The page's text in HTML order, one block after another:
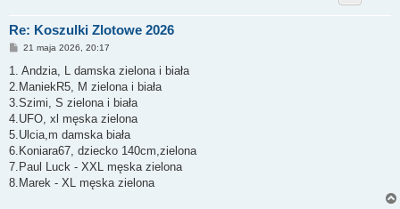
Re: Koszulki Zlotowe 2026
P
s
21 maja 2026, 20:17
1. Andzia, L damska zielona i biała
2.ManiekR5, M zielona i biała
3.Szimi, S zielona i biała
4.UFO, xl męska zielona
5.Ulcia,m damska biała
6.Koniara67, dziecko 140cm,zielona
7.Paul Luck - XXL męska zielona
8.Marek - XL męska zielona